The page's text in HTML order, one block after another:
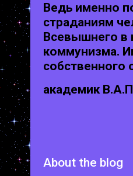
Ведь именно
страданиям
Всевышнего в
коммунизма.
собственного
академик
About the blog